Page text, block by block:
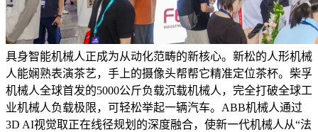
具身智能机械人正成为从动化范畴的新核心。新松的人形机械
人能娴熟表演茶艺，手上的摄像头帮帮它精准定位茶杯。柴孚
机械人全球首发的5000公斤负载沉载机械人，完全打破全球工
业机械人负载极限，可轻松举起一辆汽车。ABB机械人通过
3D AI视觉取正在线径规划的深度融合，使新一代机械人从“法